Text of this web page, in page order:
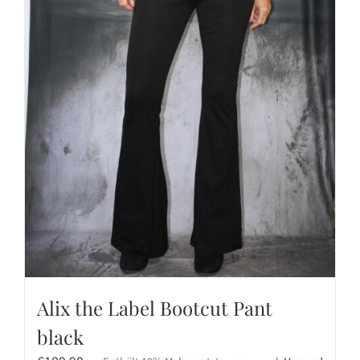
Alix the Label Bootcut Pant
black